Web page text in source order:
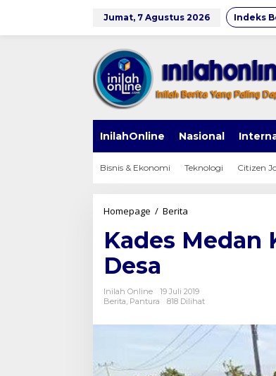
Jumat, 7 Agustus 2026 Indeks
InilahOnline Nasional
Bisnis & Ekonomi Teknologi Citizen
Homepage / Berita
Karya
Genjot
Kades Medan
Desa
Inilah Online
19 Juli 2019
Berita, Pantura 818 Dilihat